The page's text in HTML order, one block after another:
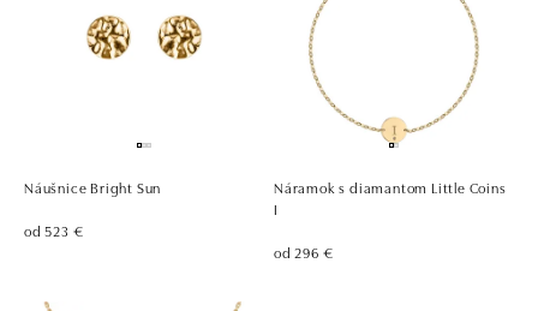
Náušnice Bright Sun
od 523 €
Náramok s diamantom Little Coins
I
od 296 €